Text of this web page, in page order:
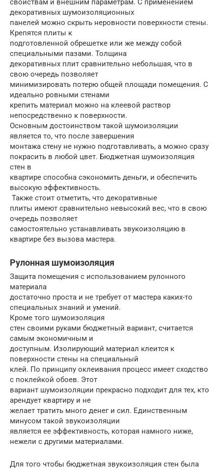
декоративных шумоизоляционных
панелей можно скрыть неровности поверхности стены.
Крепятся плиты к
подготовленной обрешетке или же между собой
специальными пазами. Толщина
декоративных плит сравнительно небольшая, что в
свою очередь позволяет
минимизировать потерю общей площади помещения. С
идеально ровными стенами
крепить материал можно на клеевой раствор
непосредственно к поверхности.
Основным достоинством такой шумоизоляции
является то, что после завершения
монтажа стену не нужно подготавливать, а можно сразу
покрасить в любой цвет. Бюджетная шумоизоляция
стен в
квартире способна сэкономить деньги, и обеспечить
высокую эффективность.
Также стоит отметить, что декоративные
плиты имеют сравнительно невысокий вес, что в свою
очередь позволяет
самостоятельно устанавливать звукоизоляцию в
квартире без вызова мастера.
Рулонная шумоизоляция
Защита помещения с использованием рулонного
материала
достаточно проста и не требует от мастера каких-то
специальных знаний и умений.
Кроме того шумоизоляция
стен своими руками бюджетный вариант, считается
самым экономичным и
доступным. Изолирующий материал клеится к
поверхности стены на специальный
клей. По принципу оклеивания процесс имеет сходство
с поклейкой обоев. Этот
вариант шумоизоляции прекрасно подходит для тех, кто
арендует квартиру и не
желает тратить много денег и сил. Единственным
минусом такой звукоизоляции
является ее эффективность, которая намного ниже,
нежели с другими материалами.
Для того чтобы бюджетная звукоизоляция стен была